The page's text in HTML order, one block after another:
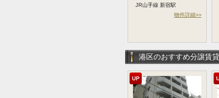
JR山手線 新宿駅
物件詳細>>
港区のおすすめ分譲賃
UP